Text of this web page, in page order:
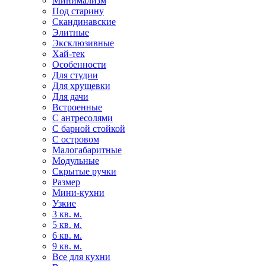
Под старину
Скандинавские
Элитные
Эксклюзивные
Хай-тек
Особенности
Для студии
Для хрущевки
Для дачи
Встроенные
С антресолями
С барной стойкой
С островом
Малогабаритные
Модульные
Скрытые ручки
Размер
Мини-кухни
Узкие
3 кв. м.
5 кв. м.
6 кв. м.
9 кв. м.
Все для кухни